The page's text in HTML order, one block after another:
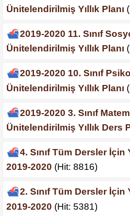
Ünitelendirilmiş Yıllık Planı
2019-2020 11. Sınıf
Ünitelendirilmiş Yıllık Planı
2019-2020 10. Sınıf
Ünitelendirilmiş Yıllık Planı
2019-2020 3. Sınıf
Ünitelendirilmiş Yıllık Ders
4. Sınıf Tüm Dersler İçin
2019-2020 (Hit: 8816)
2. Sınıf Tüm Dersler İçin
2019-2020 (Hit: 5381)